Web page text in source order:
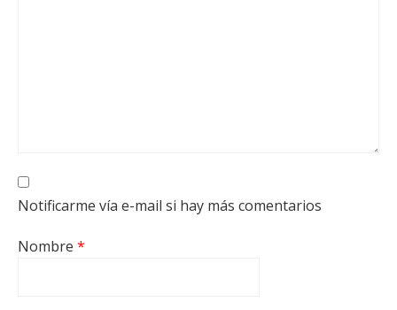
Notificarme vía e-mail si hay más comentarios
Nombre *